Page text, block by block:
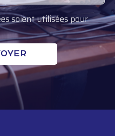
soient utilisées pour